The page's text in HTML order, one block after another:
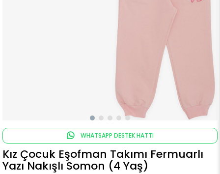
WHATSAPP DESTEK HATTI
Kız Çocuk Eşofman Takımı Fermuarlı
Yazı Nakışlı Somon (4 Yaş)